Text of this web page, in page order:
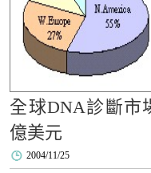
全球DNA診斷市
億美元
2004/11/25